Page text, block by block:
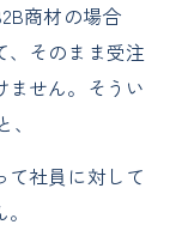
商材の場合
、そのまま受注
ません。そうい
て社員に対して